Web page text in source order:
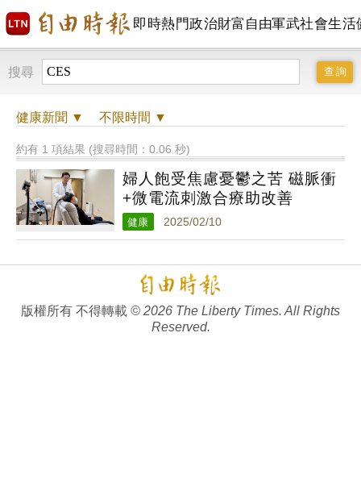
即時熱門政治財富自由軍武社會生活
搜尋
健康新聞 ▼ 不限時間 ▼
約有 1 項結果 (搜尋時間：0.06 秒)
婦人飽受焦慮憂鬱之苦 磁脈衝
+微電流刺激合療助改善
健康 2025/02/10
版權所有 不得轉載 © 2026 The Liberty Times. All Rights
Reserved.